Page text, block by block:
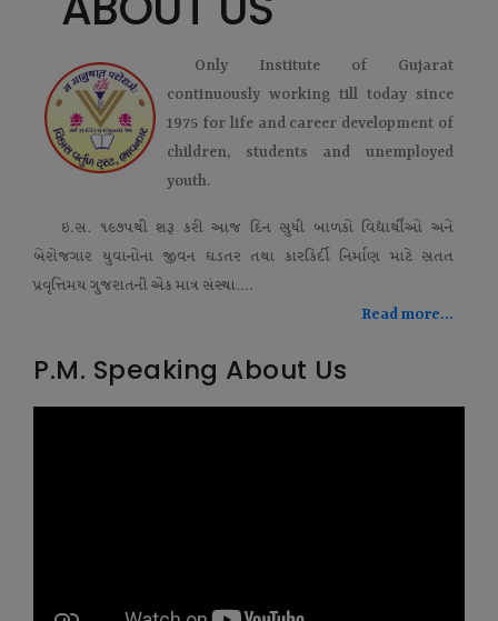
Only Institute of Gujarat
continuously working till today since
1975 for life and career development of
children, students and unemployed
youth.
ઇ.સ. ૧૯૭૫થી શરૂ કરી આજ દિન સુધી બાળકો વિદ્યાર્થીઓ અને
બેરોજગાર યુવાનોના જીવન ઘડતર તથા કારકિર્દી નિર્માણ માટે સતત
પ્રવૃત્તિમય ગુજરાતની એક માત્ર સંસ્થા....
Read more...
P.M. Speaking About Us